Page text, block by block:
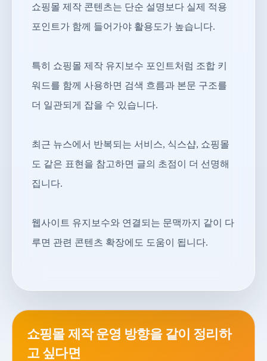
쇼핑몰 제작 콘텐츠는 단순 설명보다 실제 적용
포인트가 함께 들어가야 활용도가 높습니다.
특히 쇼핑몰 제작 유지보수 포인트처럼 조합 키
워드를 함께 사용하면 검색 흐름과 본문 구조를
더 일관되게 잡을 수 있습니다.
최근 뉴스에서 반복되는 서비스, 식스샵, 쇼핑몰
도 같은 표현을 참고하면 글의 초점이 더 선명해
집니다.
웹사이트 유지보수와 연결되는 문맥까지 같이 다
루면 관련 콘텐츠 확장에도 도움이 됩니다.
쇼핑몰 제작 운영 방향을 같이 정리하
고 싶다면